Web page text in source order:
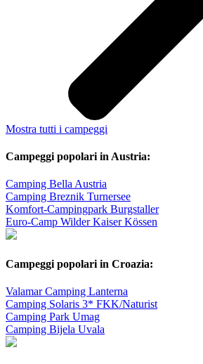
Mostra tutti i campeggi
Campeggi popolari in Austria:
Camping Bella Austria
Camping Breznik Turnersee
Komfort-Campingpark Burgstaller
Euro-Camp Wilder Kaiser Kössen
Campeggi popolari in Croazia:
Valamar Camping Lanterna
Camping Solaris 3* FKK/Naturist
Camping Park Umag
Camping Bijela Uvala